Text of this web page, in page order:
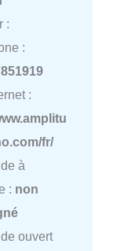
:
:
:
fr/
à
: non
ouvert